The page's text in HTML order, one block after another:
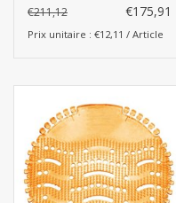
€211,12 €175,91
Prix unitaire : €12,11 / Article